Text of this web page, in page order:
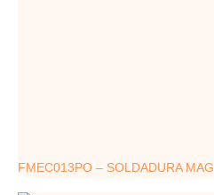
FMEC013PO – SOLDADURA MAG